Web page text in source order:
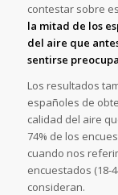
contestar sobre
la mitad de los
del aire que
sentirse
Los resultados
españoles de
calidad del aire
74% de los
cuando nos
encuestados (18-
consideran.